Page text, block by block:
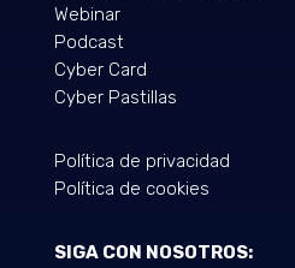
Webinar
Podcast
Cyber Card
Cyber Pastillas
Política de privacidad
Política de cookies
SIGA CON NOSOTROS: